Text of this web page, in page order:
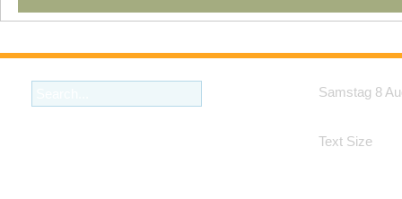
Samstag 8
Text Size